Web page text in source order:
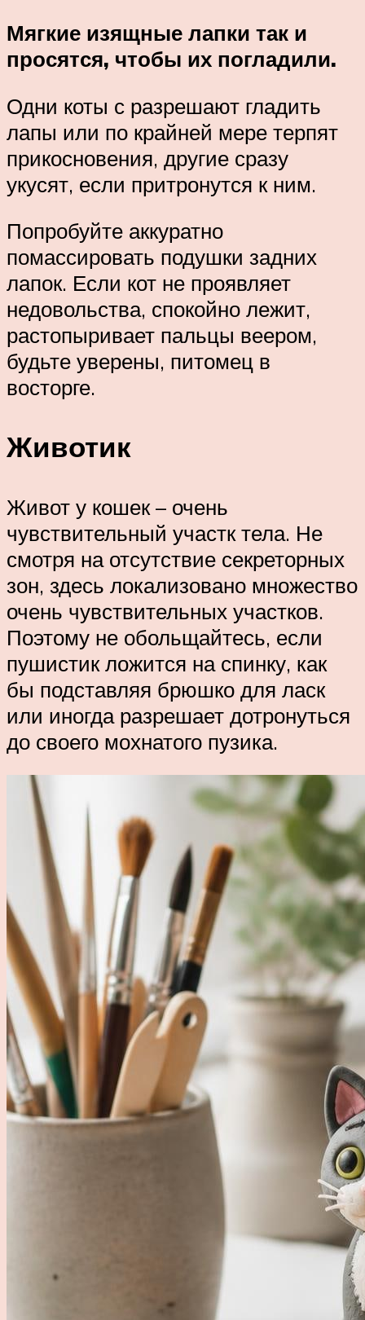
Мягкие изящные лапки так и
просятся, чтобы их погладили.
Одни коты с разрешают гладить
лапы или по крайней мере терпят
прикосновения, другие сразу
укусят, если притронутся к ним.
Попробуйте аккуратно
помассировать подушки задних
лапок. Если кот не проявляет
недовольства, спокойно лежит,
растопыривает пальцы веером,
будьте уверены, питомец в
восторге.
Животик
Живот у кошек – очень
чувствительный участк тела. Не
смотря на отсутствие секреторных
зон, здесь локализовано множество
очень чувствительных участков.
Поэтому не обольщайтесь, если
пушистик ложится на спинку, как
бы подставляя брюшко для ласк
или иногда разрешает дотронуться
до своего мохнатого пузика.